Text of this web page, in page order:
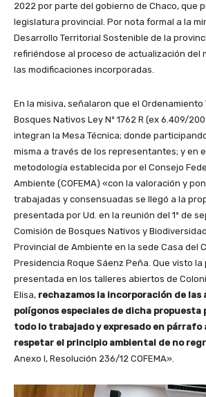
2022 por parte del gobierno de Chaco, que
legislatura provincial. Por nota formal a la
Desarrollo Territorial Sostenible de la
refiriéndose al proceso de actualización del
las modificaciones incorporadas.
En la misiva, señalaron que el Ordenamiento
Bosques Nativos Ley Nº 1762 R (ex 6.409/
integran la Mesa Técnica; donde
misma a través de los representantes; y en
metodología establecida por el Consejo
Ambiente (COFEMA) «con la valoración y
trabajadas y consensuadas se llegó a la
presentada por Ud. en la reunión del 1º de
Comisión de Bosques Nativos y
Provincial de Ambiente en la sede Casa del
Presidencia Roque Sáenz Peña. Que visto
presentada en los talleres abiertos de
Elisa, rechazamos la incorporación de las
polígonos especiales de dicha propuesta
todo lo trabajado y expresado en párrafo
respetar el principio ambiental de no
Anexo I, Resolución 236/12 COFEMA».